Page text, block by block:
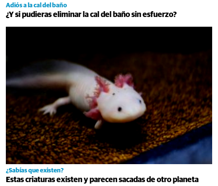
Adiós a la cal del baño
¿Y si pudieras eliminar la cal del baño sin esfuerzo?
¿Sabías que existen?
Estas criaturas existen y parecen sacadas de otro planeta